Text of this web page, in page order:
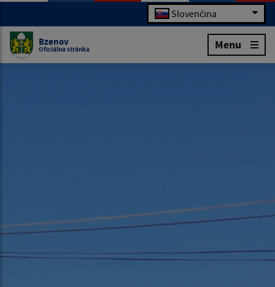
Slovenčina
Bzenov
Oficiálna stránka Menu